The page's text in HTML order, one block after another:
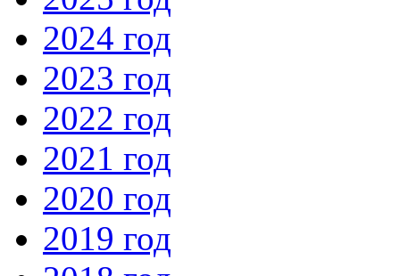
2024 год
2023 год
2022 год
2021 год
2020 год
2019 год